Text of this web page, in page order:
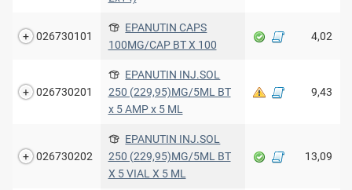
026730101
EPANUTIN CAPS
100MG/CAP ΒΤ Χ 100
4,02
026730201
EPANUTIN INJ.SOL
250 (229,95)MG/5ML BT
x 5 AMP x 5 ML
9,43
026730202
EPANUTIN INJ.SOL
250 (229,95)MG/5ML BT
X 5 VIAL X 5 ML
13,09